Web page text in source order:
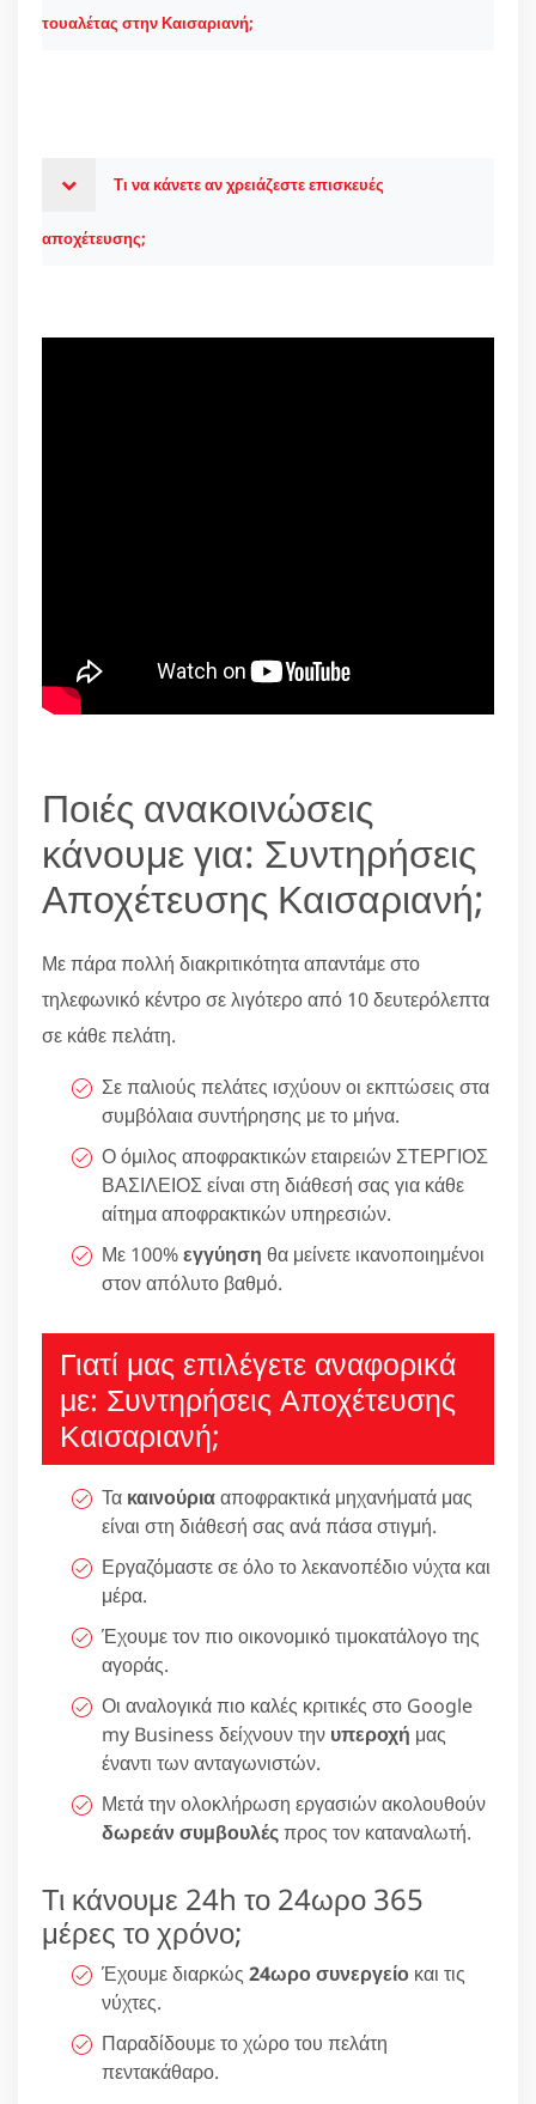
τουαλέτας στην Καισαριανή;
Τι να κάνετε αν χρειάζεστε επισκευές
αποχέτευσης;
Ποιές ανακοινώσεις
κάνουμε για: Συντηρήσεις
Αποχέτευσης Καισαριανή;
Με πάρα πολλή διακριτικότητα απαντάμε στο
τηλεφωνικό κέντρο σε λιγότερο από 10 δευτερόλεπτα
σε κάθε πελάτη.
Σε παλιούς πελάτες ισχύουν οι εκπτώσεις στα
συμβόλαια συντήρησης με το μήνα.
Ο όμιλος αποφρακτικών εταιρειών ΣΤΕΡΓΙΟΣ
ΒΑΣΙΛΕΙΟΣ είναι στη διάθεσή σας για κάθε
αίτημα αποφρακτικών υπηρεσιών.
Με 100%εγγύηση θα μείνετε ικανοποιημένοι
στον απόλυτο βαθμό.
Γιατί μας επιλέγετε αναφορικά
με: Συντηρήσεις Αποχέτευσης
Καισαριανή;
Τα καινούριααποφρακτικά μηχανήματά μας
είναι στη διάθεσή σας ανά πάσα στιγμή.
Εργαζόμαστε σε όλο το λεκανοπέδιο νύχτα και
μέρα.
Έχουμε τον πιο οικονομικό τιμοκατάλογο της
αγοράς.
Οι αναλογικά πιο καλές κριτικές στο Google
my Business δείχνουν την υπεροχή μας
έναντι των ανταγωνιστών.
Μετά την ολοκλήρωση εργασιών ακολουθούν
δωρεάν συμβουλέςπρος τον καταναλωτή.
Τι κάνουμε 24h το 24ωρο 365
μέρες το χρόνο;
Έχουμε διαρκώς 24ωρο συνεργείο και τις
νύχτες.
Παραδίδουμε το χώρο του πελάτη
πεντακάθαρο.